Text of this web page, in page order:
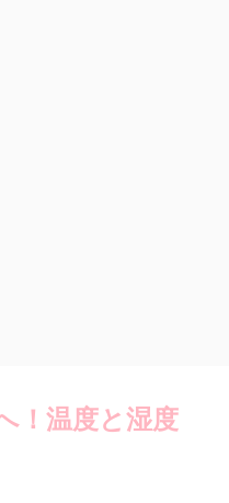
！温度と湿度